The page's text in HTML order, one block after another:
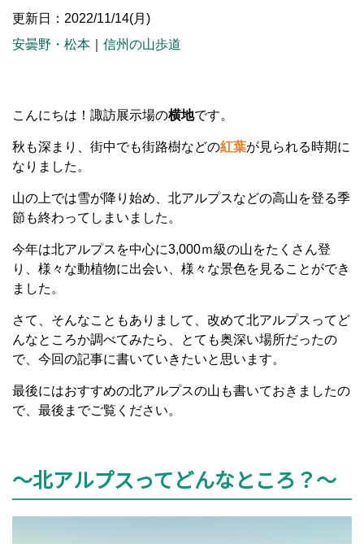
更新日：2022/11/14(月)
安曇野・松本
信州の山歩道
こんにちは！諏訪展示場の横地です。
秋も深まり、街中でも街路樹などの紅葉が見られる時期に
なりました。
山の上では雪が降り始め、北アルプスなどの高山を登る季
節も終わってしまいました。
今年は北アルプスを中心に3,000ｍ級の山をたくさん登
り、様々な動植物に出会い、様々な景色を見ることができ
ました。
さて、そんなこともありまして、改めて北アルプスってど
んなところか調べてみたら、とても奥深い場所だったの
で、今回の記事に書いていきたいと思います。
最後にはおすすめの北アルプスの山も書いておきましたの
で、最後までご覧ください。
～北アルプスってどんなところ？～